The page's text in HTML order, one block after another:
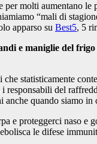
per molti aumentano le
“mali di
apparso su Best5, 5
e maniglie del frigo
che statisticamente
i responsabili del
anche quando siamo in
e proteggerci naso e
le difese